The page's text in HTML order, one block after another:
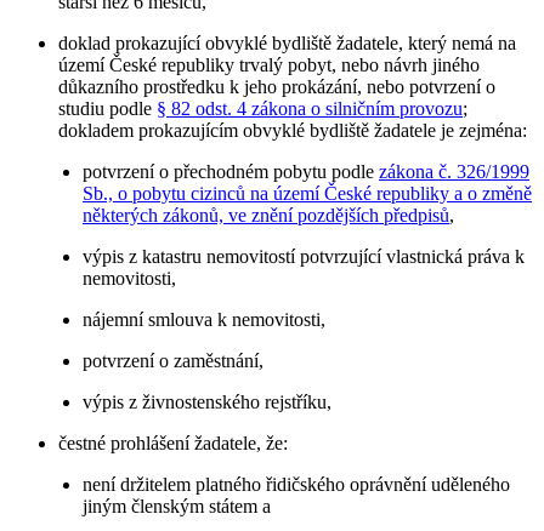
doklad prokazující obvyklé bydliště žadatele, který nemá na
území České republiky trvalý pobyt, nebo návrh jiného
důkazního prostředku k jeho prokázání, nebo potvrzení o
studiu podle § 82 odst. 4 zákona o silničním provozu;
dokladem prokazujícím obvyklé bydliště žadatele je zejména:
potvrzení o přechodném pobytu podlezákona č. 326/1999
Sb., o pobytu cizinců na území České republiky a o změně
některých zákonů, ve znění pozdějších předpisů,
výpis z katastru nemovitostí potvrzující vlastnická práva k
nemovitosti,
nájemní smlouva k nemovitosti,
potvrzení o zaměstnání,
výpis z živnostenského rejstříku,
čestné prohlášení žadatele, že:
není držitelem platného řidičského oprávnění uděleného
jiným členským státem a